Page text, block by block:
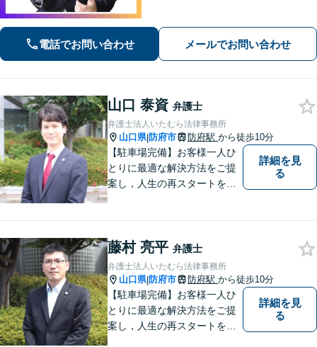
着した事務所です。お気軽にご相談く
電話でお問い合わせ メールでお問い合わせ
山口 泰資 弁護士
弁護士法人いたむら法律事務所
山口県|防府市 防府駅 から徒歩10分
【駐車場完備】お客様一人ひ
とりに最適な解決方法をご提
案し，人生の再スタートをお
無料】お気軽にご相談くださ
い。
詳細を見
る
藤村 亮平 弁護士
弁護士法人いたむら法律事務所
山口県|防府市 防府駅 から徒歩10分
【駐車場完備】お客様一人ひ
とりに最適な解決方法をご提
案し，人生の再スタートをお
詳細を見
る